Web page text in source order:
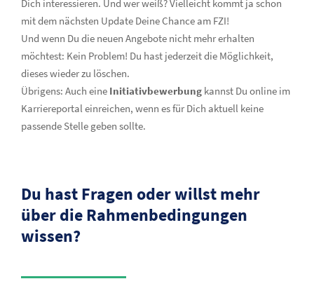
Dich interessieren. Und wer weiß? Vielleicht kommt ja schon
mit dem nächsten Update Deine Chance am FZI!
Und wenn Du die neuen Angebote nicht mehr erhalten
möchtest: Kein Problem! Du hast jederzeit die Möglichkeit,
dieses wieder zu löschen.
Übrigens: Auch eine Initiativbewerbung kannst Du online im
Karriereportal einreichen, wenn es für Dich aktuell keine
passende Stelle geben sollte.
Du hast Fragen oder willst mehr
über die Rahmenbedingungen
wissen?